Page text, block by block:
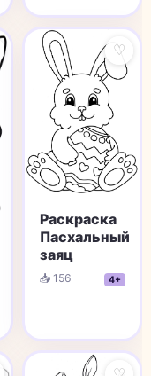
♡
Раскраска
Пасхальный
заяц
📥 156 4+